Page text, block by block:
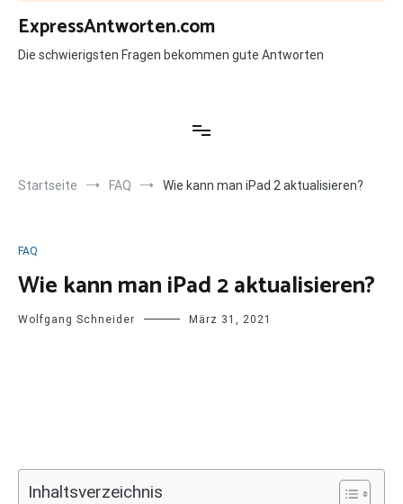
Zum
Inhalt
springen
ExpressAntworten.com
Die schwierigsten Fragen bekommen gute Antworten
Startseite FAQ Wie kann man iPad 2 aktualisieren?
FAQ
Wie kann man iPad 2 aktualisieren?
Wolfgang Schneider März 31, 2021
Inhaltsverzeichnis